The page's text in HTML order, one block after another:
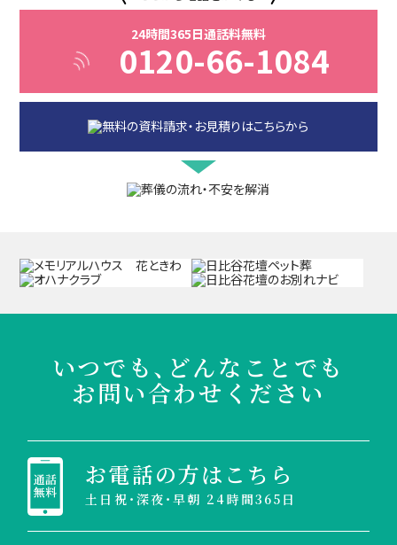
24時間365日通話料無料
0120-66-1084
いつでも、どんなことでも
お問い合わせください
お電話の方はこちら
土日祝・深夜・早朝 24時間365日